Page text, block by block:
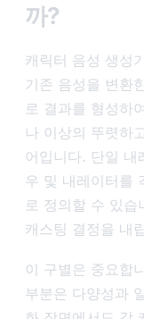
까?
캐릭터 음성 생성
기존 음성을 변환
로 결과를 형성하
나 이상의 뚜렷하
어입니다. 단일 내
우 및 내레이터를
로 정의할 수 있
캐스팅 결정을 내
이 구별은 중요합
부분은 다양성과